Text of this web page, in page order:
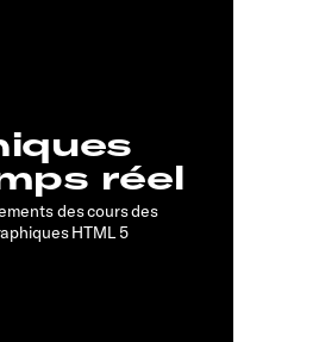
réel
des cours des
HTML 5